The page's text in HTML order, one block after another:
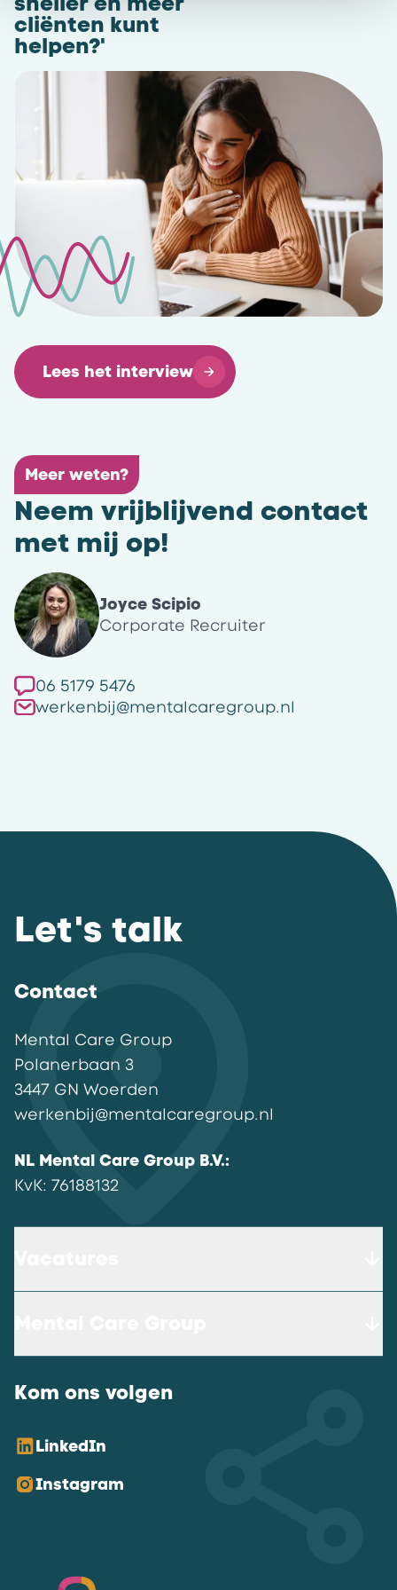
cliënten kunt
helpen?'
Lees het interview
Neem vrijblijvend contact
met mij op!
Meer weten?
Joyce Scipio
Corporate Recruiter
06 5179 5476
werkenbij@mentalcaregroup.nl
Let's talk
Contact
Mental Care Group
Polanerbaan 3
3447 GN Woerden
werkenbij@mentalcaregroup.nl
NL Mental Care Group B.V.:
KvK: 76188132
Kom ons volgen
LinkedIn
Instagram